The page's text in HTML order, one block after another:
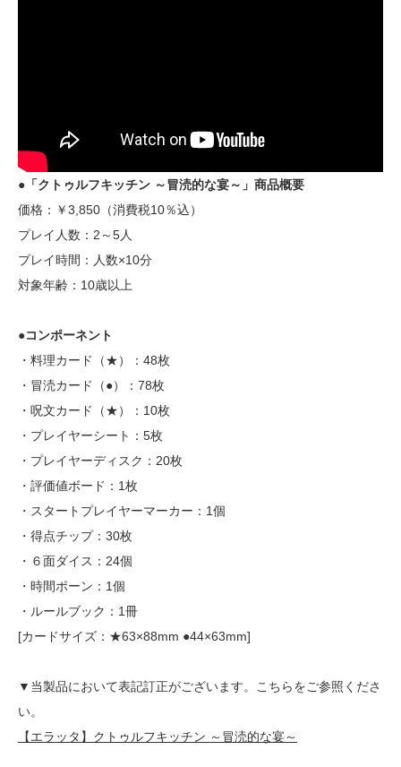
●「クトゥルフキッチン ～冒涜的な宴～」商品概要
価格：￥3,850（消費税10％込）
プレイ人数：2～5人
プレイ時間：人数×10分
対象年齢：10歳以上
●コンポーネント
・料理カード（★）：48枚
・冒涜カード（●）：78枚
・呪文カード（★）：10枚
・プレイヤーシート：5枚
・プレイヤーディスク：20枚
・評価値ボード：1枚
・スタートプレイヤーマーカー：1個
・得点チップ：30枚
・６面ダイス：24個
・時間ポーン：1個
・ルールブック：1冊
[カードサイズ：★63×88mm ●44×63mm]
▼当製品において表記訂正がございます。こちらをご参照くださ
い。
【エラッタ】クトゥルフキッチン ～冒涜的な宴～